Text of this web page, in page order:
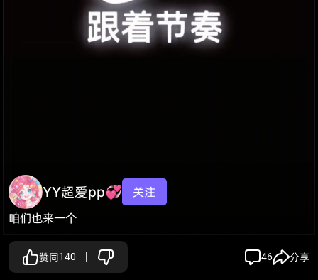
YY超爱pp💞
关注
咱们也来一个
赞同140 46 分享